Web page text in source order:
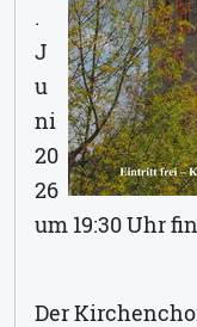
.
J
u
ni
20
26
um 19:30 Uhr
Der